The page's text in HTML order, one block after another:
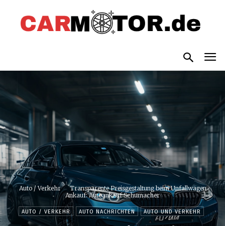
Auto / Verkehr
Transparente Preisgestaltung beim Unfallwagen
Ankauf: Autoankauf Schumacher
AUTO / VERKEHR AUTO NACHRICHTEN AUTO UND VERKEHR